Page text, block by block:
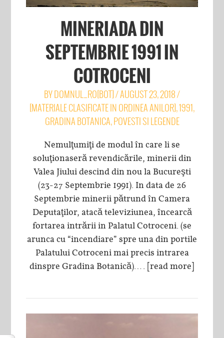
MINERIADA DIN
SEPTEMBRIE 1991 IN
COTROCENI
BYDOMNUL_RO[BOT]/AUGUST 23, 2018/
[MATERIALE CLASIFICATE IN ORDINEA ANILOR],1991,
GRADINA BOTANICA,POVESTI SI LEGENDE
Nemulţumiţi de modul în care li se
soluţionaseră revendicările, minerii din
Valea Jiului descind din nou la Bucureşti
(23-27 Septembrie 1991). In data de 26
Septembrie minerii pătrund în Camera
Deputaţilor, atacă televiziunea, încearcă
fortarea intrării in Palatul Cotroceni. (se
arunca cu “incendiare” spre una din portile
Palatului Cotroceni mai precis intrarea
dinspre Gradina Botanică)…. [read more]